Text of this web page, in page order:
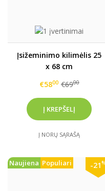
Įsižeminimo kilimėlis 25
x 68 cm
€5800 €6900
Į NORŲ SĄRAŠĄ
Naujiena Populiari -21